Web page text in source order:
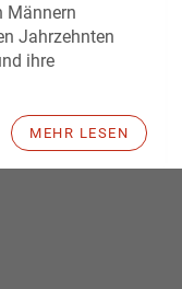
Männern
Jahrzehnten
ihre
MEHR LESEN